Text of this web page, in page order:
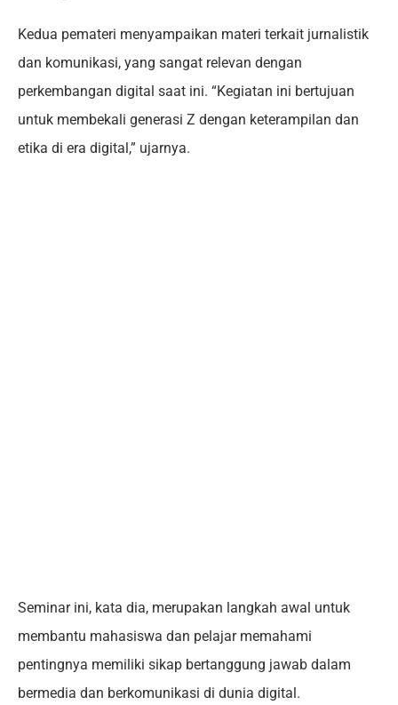
Kedua pemateri menyampaikan materi terkait jurnalistik
dan komunikasi, yang sangat relevan dengan
perkembangan digital saat ini. “Kegiatan ini bertujuan
untuk membekali generasi Z dengan keterampilan dan
etika di era digital,” ujarnya.
Seminar ini, kata dia, merupakan langkah awal untuk
membantu mahasiswa dan pelajar memahami
pentingnya memiliki sikap bertanggung jawab dalam
bermedia dan berkomunikasi di dunia digital.